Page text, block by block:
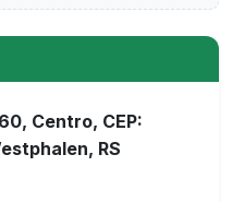
Centro, CEP:
RS